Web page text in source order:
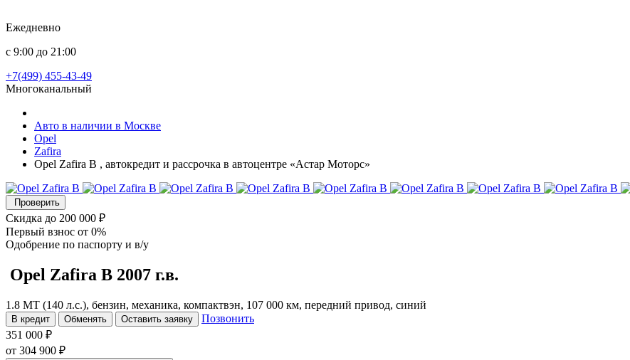
Ежедневно
с 9:00 до 21:00
+7(499) 455-43-49
Многоканальный
Авто в наличии в Москве
Opel
Zafira
Opel Zafira B , автокредит и рассрочка в автоцентре «Астар Моторс»
Проверить
Скидка до 200 000 ₽
Первый взнос от 0%
Одобрение по паспорту и в/у
Opel Zafira B 2007 г.в.
1.8 MT (140 л.с.), бензин, механика, компактвэн, 107 000 км, передний привод, синий
В кредит Обменять Оставить заявку
Позвонить
351 000 ₽
от 304 900 ₽